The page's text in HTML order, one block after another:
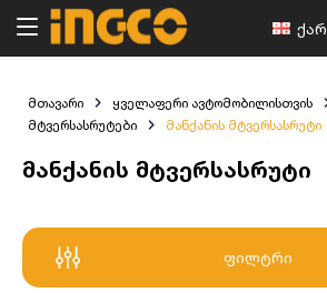
ქარ
მთავარი
ყველაფერი ავტომობილისთვის
მტვერსასრუტები
მანქანის მტვერსასრუტი
მანქანის მტვერსასრუტი
ფილტრი